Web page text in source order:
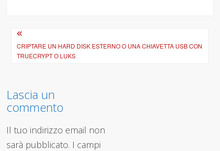
Navigazione
articoli
CRIPTARE UN HARD DISK ESTERNO O UNA CHIAVETTA USB CON
TRUECRYPT O LUKS
Lascia un
commento
Il tuo indirizzo email non
sarà pubblicato. I campi